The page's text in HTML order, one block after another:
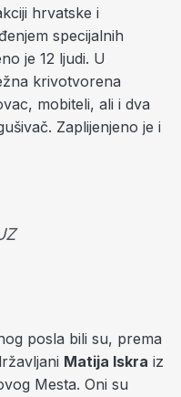
hrvatske i
specijalnih
je 12 ljudi. U
krivotvorena
mobiteli, ali i dva
Zaplijenjeno je i
posla bili su, prema
Matija Iskra iz
Mesta. Oni su